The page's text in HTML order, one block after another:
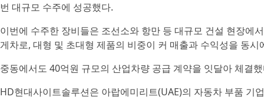
번 대규모 수주에 성공했다.
이번에 수주한 장비들은 조선소와 항만 등 대규모 건설 현장에
게차로, 대형 및 초대형 제품의 비중이 커 매출과 수익성을 동시
중동에서도 40억원 규모의 산업차량 공급 계약을 잇달아 체결
HD현대사이트솔루션은 아랍에미리트(UAE)의 자동차 부품 기